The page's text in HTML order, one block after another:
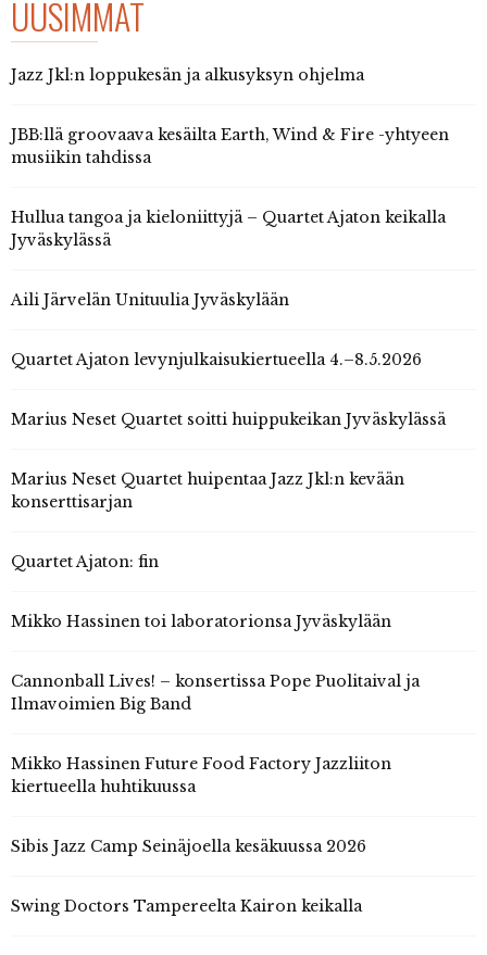
UUSIMMAT
Jazz Jkl:n loppukesän ja alkusyksyn ohjelma
JBB:llä groovaava kesäilta Earth, Wind & Fire -yhtyeen
musiikin tahdissa
Hullua tangoa ja kieloniittyjä – Quartet Ajaton keikalla
Jyväskylässä
Aili Järvelän Unituulia Jyväskylään
Quartet Ajaton levynjulkaisukiertueella 4.–8.5.2026
Marius Neset Quartet soitti huippukeikan Jyväskylässä
Marius Neset Quartet huipentaa Jazz Jkl:n kevään
konserttisarjan
Quartet Ajaton: fin
Mikko Hassinen toi laboratorionsa Jyväskylään
Cannonball Lives! – konsertissa Pope Puolitaival ja
Ilmavoimien Big Band
Mikko Hassinen Future Food Factory Jazzliiton
kiertueella huhtikuussa
Sibis Jazz Camp Seinäjoella kesäkuussa 2026
Swing Doctors Tampereelta Kairon keikalla